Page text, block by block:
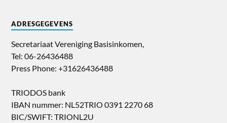
ADRESGEGEVENS
Secretariaat Vereniging Basisinkomen,
Tel: 06-26436488
Press Phone: +31626436488
TRIODOS bank
IBAN nummer: NL52TRIO 0391 2270 68
BIC/SWIFT: TRIONL2U